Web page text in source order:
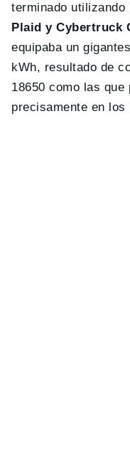
terminado utilizando
Plaid y Cybertruck
equipaba un
kWh, resultado de
18650 como las que
precisamente en